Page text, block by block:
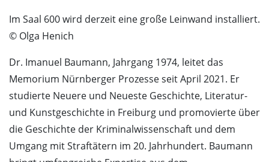
Im Saal 600 wird derzeit eine große Leinwand installiert.
© Olga Henich
Dr. Imanuel Baumann, Jahrgang 1974, leitet das
Memorium Nürnberger Prozesse seit April 2021. Er
studierte Neuere und Neueste Geschichte, Literatur-
und Kunstgeschichte in Freiburg und promovierte über
die Geschichte der Kriminalwissenschaft und dem
Umgang mit Straftätern im 20. Jahrhundert. Baumann